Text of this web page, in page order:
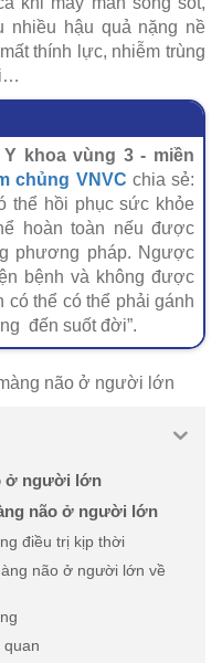
nhiều hậu quả nặng nề
thính lực, nhiễm trùng
khoa vùng 3 - miền
chủng VNVC chia sẻ:
thể hồi phục sức khỏe
hoàn toàn nếu được
phương pháp. Ngược
bệnh và không được
thể có thể phải gánh
đến suốt đời”.
ở người lớn
não ở người lớn
điều trị kịp thời
não ở người lớn về
quan